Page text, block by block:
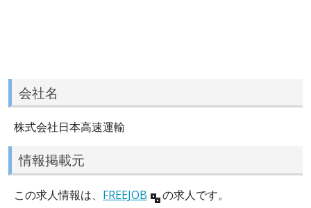
会社名
株式会社日本高速運輸
情報掲載元
この求人情報は、 FREEJOB の求人です。